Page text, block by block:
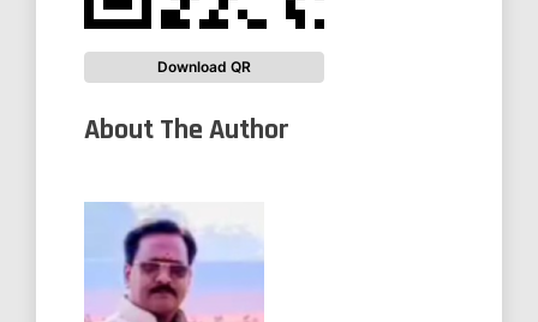
Download QR
About The Author